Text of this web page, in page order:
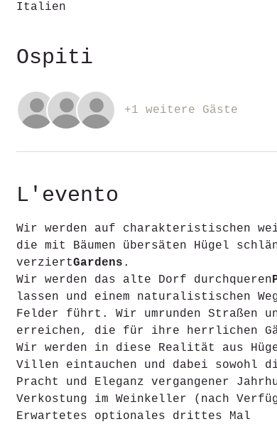
Italien
Ospiti
+1 weitere Gäste
L'evento
Wir werden auf charakteristischen
die mit Bäumen übersäten Hügel
verziertGardens .
Wir werden das alte Dorf durchqueren
lassen und einem naturalistischen
Felder führt. Wir umrunden
erreichen, die für ihre herrlichen
Wir werden in diese Realität aus
Villen eintauchen und dabei sowohl
Pracht und Eleganz vergangener
Verkostung im Weinkeller (nach
Erwartetes optionales drittes Mal